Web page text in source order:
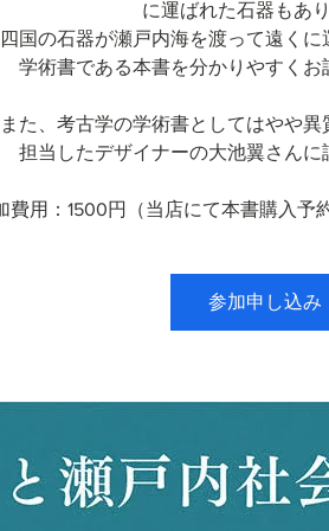
に運ばれた石器もあり
四国の石器が瀬戸内海を渡って遠くに
学術書である本書を分かりやすくお
また、考古学の学術書としてはやや異
担当したデザイナーの大池翼さんに
費用：1500円（当店にて本書購入予
参加申し込み